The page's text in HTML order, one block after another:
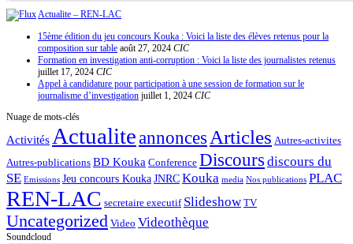
Actualite – REN-LAC
15ème édition du jeu concours Kouka : Voici la liste des élèves retenus pour la
composition sur table août 27, 2024 CIC
Formation en investigation anti-corruption : Voici la liste des journalistes retenus
juillet 17, 2024 CIC
Appel à candidature pour participation à une session de formation sur le
journalisme d’investigation juillet 1, 2024 CIC
Nuage de mots-clés
Activités Actualiteannonces Articles Autres-activites
Autres-publications BD Kouka Conference Discours discours du
SE Emissions Jeu concours KoukaJNRCKouka media Nos publications PLAC
REN-LAC secretaire executif Slideshow TV
Uncategorized Video Videothèque
Soundcloud